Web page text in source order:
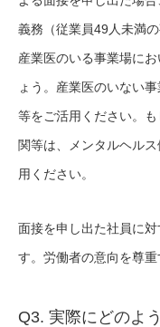
義務（従業員49人未満
産業医のいる事業場に
ょう。産業医のいない
等をご活用ください。
関等は、メンタルヘル
用ください。
面接を申し出た社員に
す。労働者の意向を尊重
Q3. 実際にどのよ